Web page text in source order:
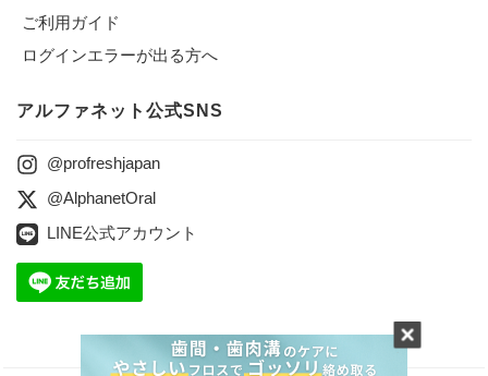
ご利用ガイド
ログインエラーが出る方へ
アルファネット公式SNS
@profreshjapan
@AlphanetOral
LINE公式アカウント